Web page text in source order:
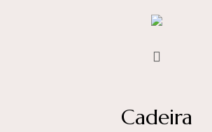
Cadeira